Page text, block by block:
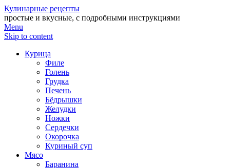
Кулинарные рецепты
простые и вкусные, с подробными инструкциями
Menu
Skip to content
Курица
Филе
Голень
Грудка
Печень
Бёдрышки
Желудки
Ножки
Сердечки
Окорочка
Куриный суп
Мясо
Баранина